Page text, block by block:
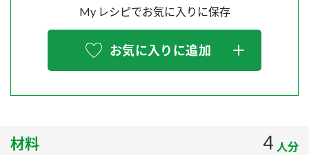
Fibee
スペシャルサイト
お酢を知ろう！
すしラボ
納豆の豆知識
MIM（ミツカンミュージアム）
販売終了製品のご案内
よくあるご質問
My レシピでお気に入りに保存
お気に入りに追加
材料 4 人分